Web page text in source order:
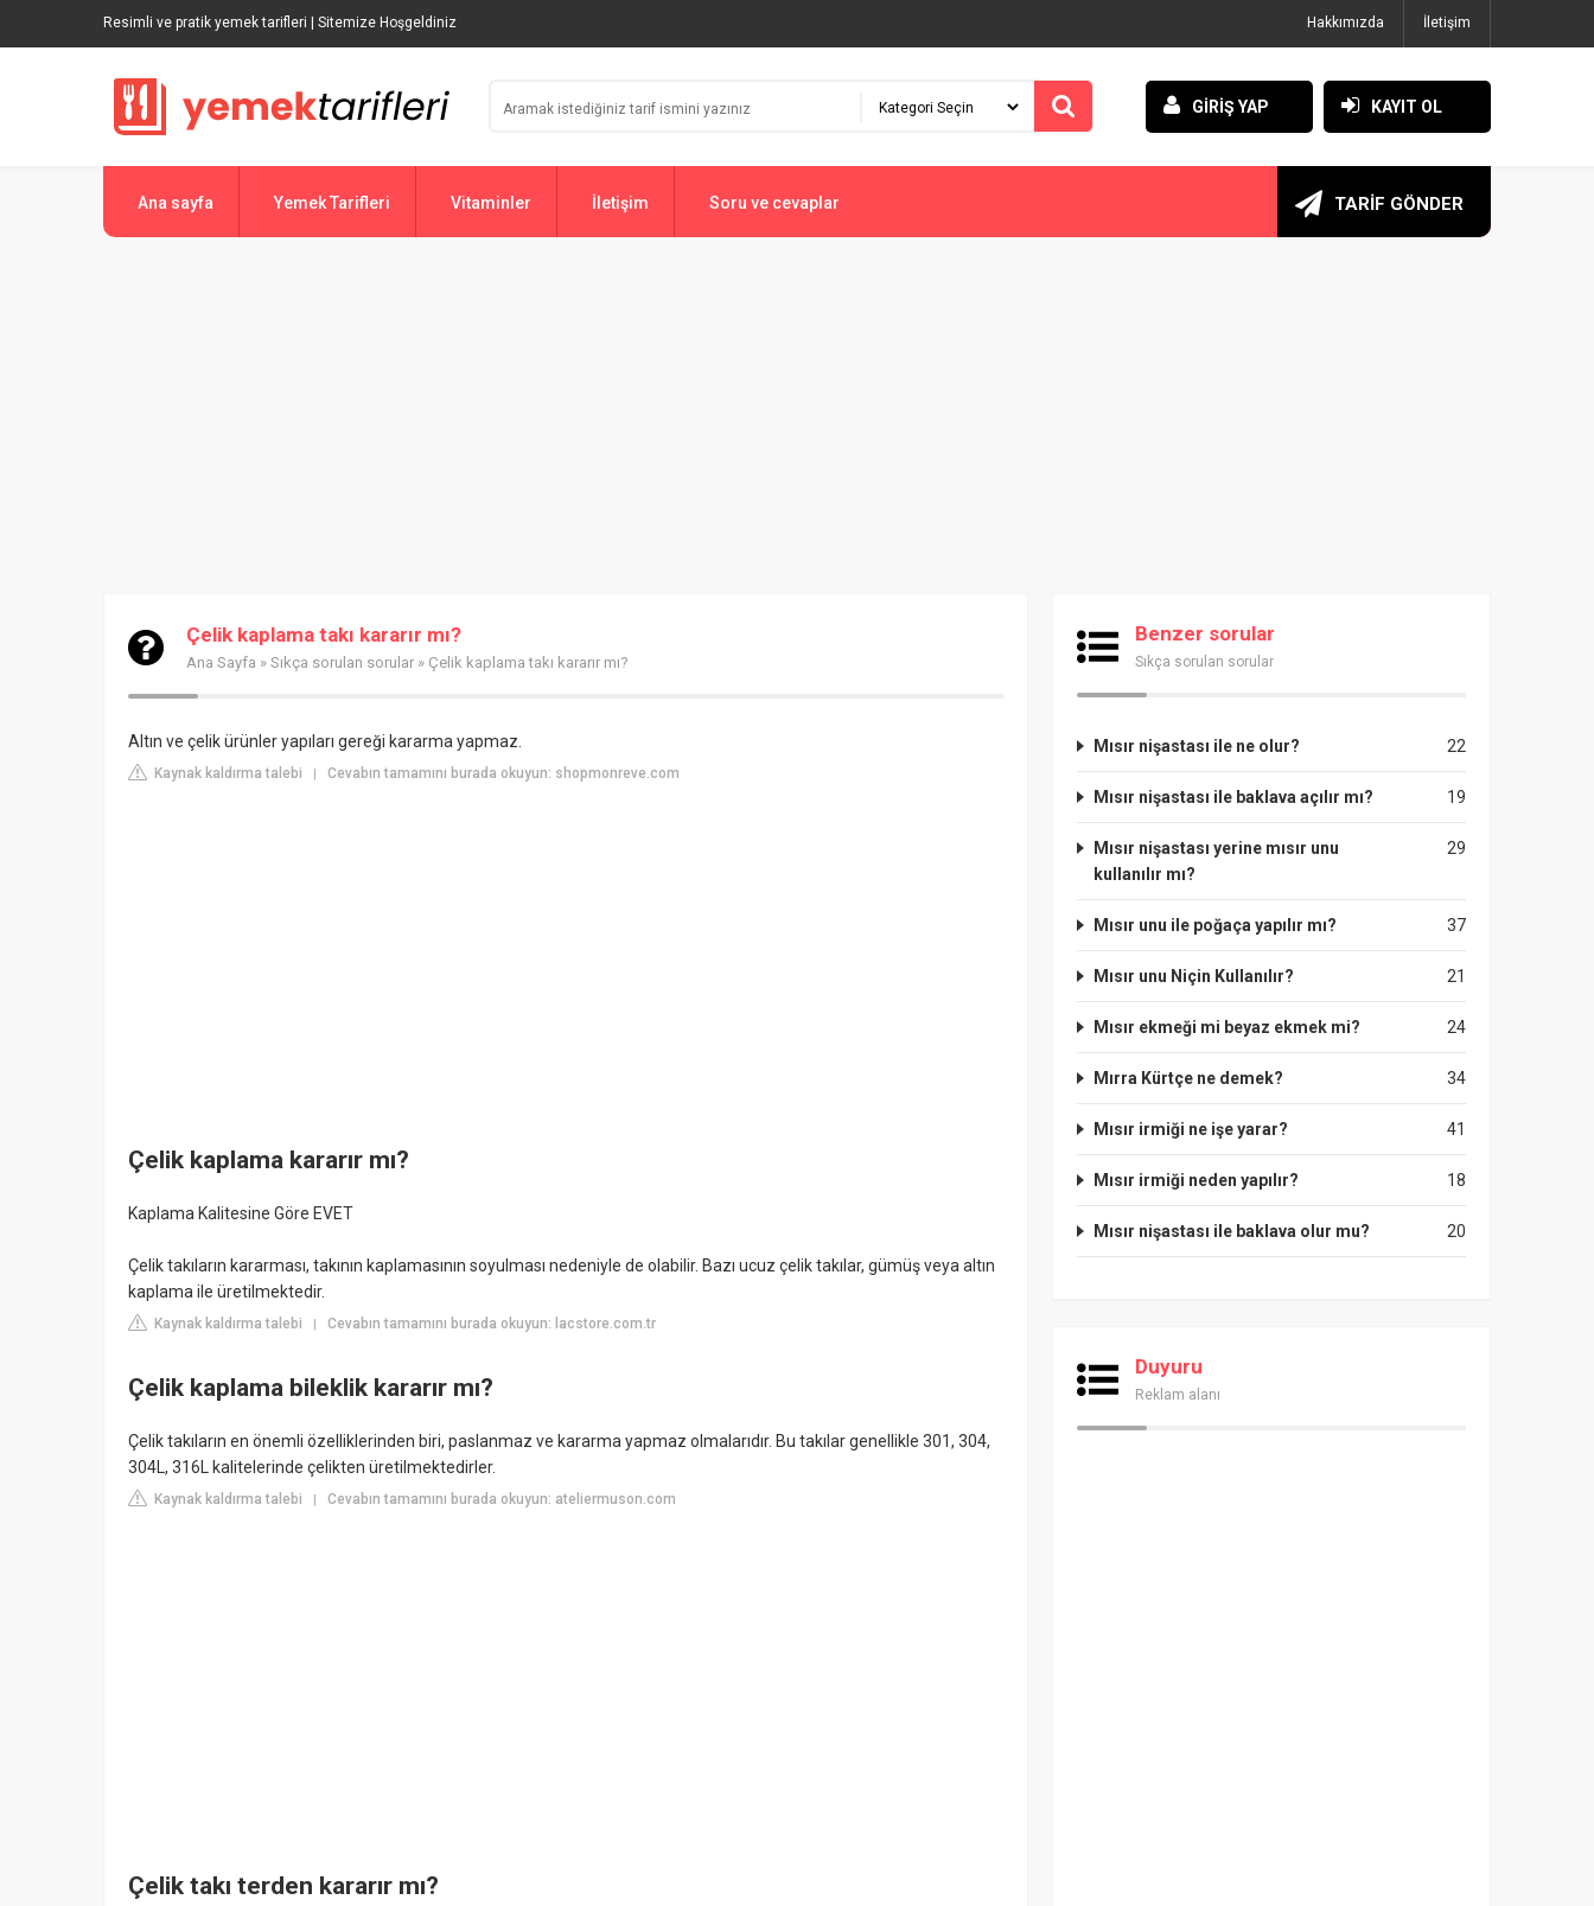
Resimli ve pratik yemek tarifleri | Sitemize Hoşgeldiniz Hakkımızda İletişim
GİRİŞ YAP KAYIT OL
Ana sayfa Yemek Tarifleri Vitaminler İletişim Soru ve cevaplar TARİF GÖNDER
Çelik kaplama takı kararır mı?
Ana Sayfa » Sıkça sorulan sorular » Çelik kaplama takı kararır mı?
Altın ve çelik ürünler yapıları gereği kararma yapmaz.
Kaynak kaldırma talebi | Cevabın tamamını burada okuyun: shopmonreve.com
Çelik kaplama kararır mı?
Kaplama Kalitesine Göre EVET
Çelik takıların kararması, takının kaplamasının soyulması nedeniyle de olabilir. Bazı ucuz çelik takılar, gümüş veya altın
kaplama ile üretilmektedir.
Kaynak kaldırma talebi Cevabın tamamını burada okuyun: lacstore.com.tr
Çelik kaplama bileklik kararır mı?
Çelik takıların en önemli özelliklerinden biri, paslanmaz ve kararma yapmaz olmalarıdır. Bu takılar genellikle 301, 304,
304L, 316L kalitelerinde çelikten üretilmektedirler.
Kaynak kaldırma talebi Cevabın tamamını burada okuyun: ateliermuson.com
Çelik takı terden kararır mı?
Benzer sorular
Sıkça sorulan sorular
22
Mısır nişastası ile ne olur?
19
Mısır nişastası ile baklava açılır mı?
29
Mısır nişastası yerine mısır unu
kullanılır mı?
37
Mısır unu ile poğaça yapılır mı?
21
Mısır unu Niçin Kullanılır?
24
Mısır ekmeği mi beyaz ekmek mi?
34
Mırra Kürtçe ne demek?
41
Mısır irmiği ne işe yarar?
18
Mısır irmiği neden yapılır?
20
Mısır nişastası ile baklava olur mu?
Duyuru
Reklam alanı